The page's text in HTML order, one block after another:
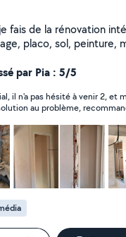
fais de la rénovation
placo, sol, peinture,
fais également de la
par Pia : 5/5
il n'a pas hésité à venir 2, et
au problème,